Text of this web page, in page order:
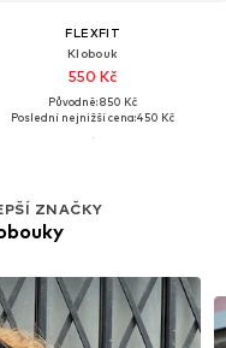
FLEXFIT
Klobouk
550 Kč
Původně: 850 Kč
Poslední nejnižší cena:450 Kč
ZNAČKY